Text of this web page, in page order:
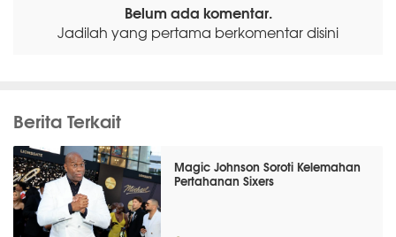
Belum ada komentar.
Jadilah yang pertama berkomentar disini
Berita Terkait
Magic Johnson Soroti Kelemahan
Pertahanan Sixers